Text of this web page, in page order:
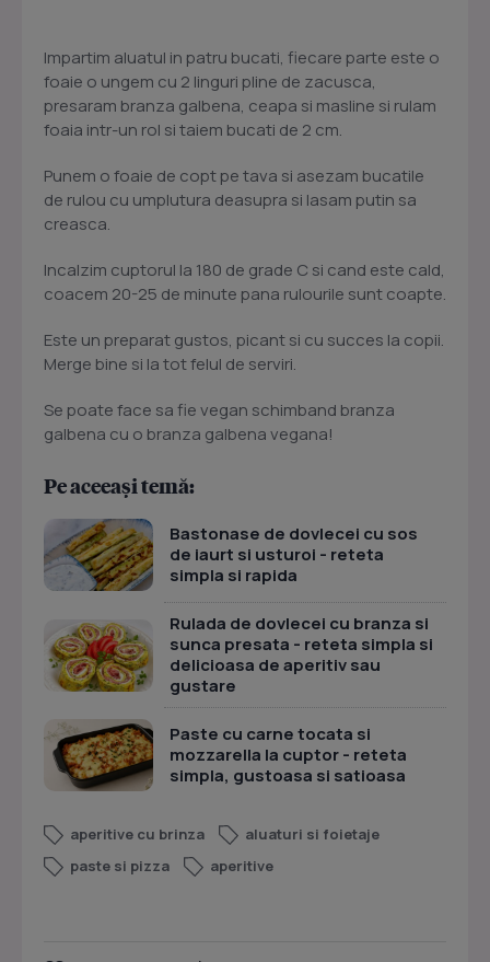
Impartim aluatul in patru bucati, fiecare parte este o
foaie o ungem cu 2 linguri pline de zacusca,
presaram branza galbena, ceapa si masline si rulam
foaia intr-un rol si taiem bucati de 2 cm.
Punem o foaie de copt pe tava si asezam bucatile
de rulou cu umplutura deasupra si lasam putin sa
creasca.
Incalzim cuptorul la 180 de grade C si cand este cald,
coacem 20-25 de minute pana rulourile sunt coapte.
Este un preparat gustos, picant si cu succes la copii.
Merge bine si la tot felul de serviri.
Se poate face sa fie vegan schimband branza
galbena cu o branza galbena vegana!
Pe aceeași temă:
Bastonase de dovlecei cu sos
de iaurt si usturoi - reteta
simpla si rapida
Rulada de dovlecei cu branza si
sunca presata - reteta simpla si
delicioasa de aperitiv sau
gustare
Paste cu carne tocata si
mozzarella la cuptor - reteta
simpla, gustoasa si satioasa
aperitive cu brinza
aluaturi si foietaje
paste si pizza
aperitive